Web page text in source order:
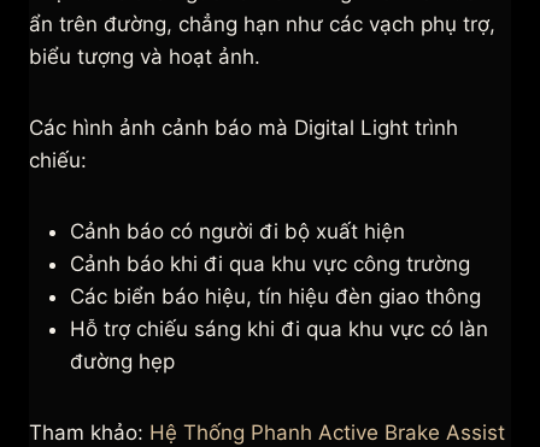
ẩn trên đường, chẳng hạn như các vạch phụ trợ,
biểu tượng và hoạt ảnh.
Các hình ảnh cảnh báo mà Digital Light trình
chiếu:
Cảnh báo có người đi bộ xuất hiện
Cảnh báo khi đi qua khu vực công trường
Các biển báo hiệu, tín hiệu đèn giao thông
Hỗ trợ chiếu sáng khi đi qua khu vực có làn
đường hẹp
Tham khảo: Hệ Thống Phanh Active Brake Assist